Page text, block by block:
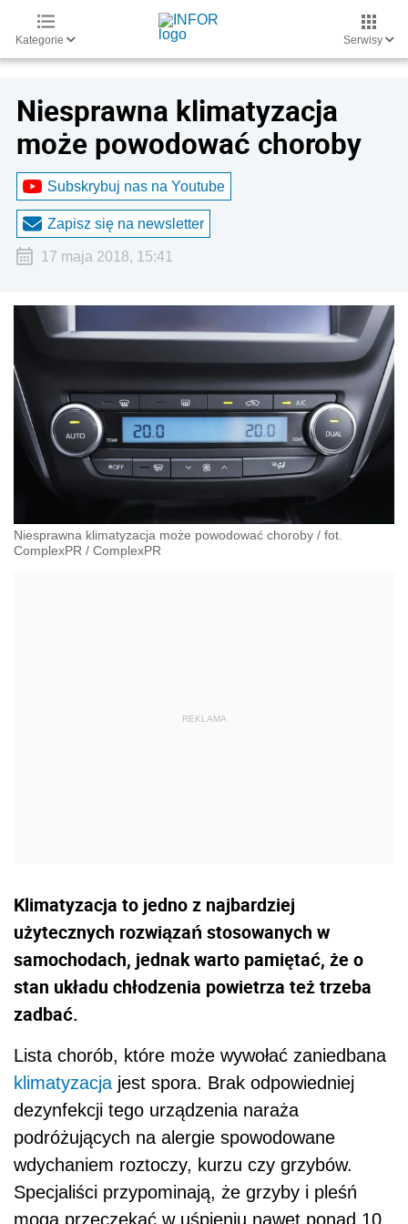
Kategorie Serwisy
Niesprawna klimatyzacja
może powodować choroby
Subskrybuj nas na Youtube
Zapisz się na newsletter
17 maja 2018, 15:41
Niesprawna klimatyzacja może powodować choroby / fot.
ComplexPR / ComplexPR
Klimatyzacja to jedno z najbardziej
użytecznych rozwiązań stosowanych w
samochodach, jednak warto pamiętać, że o
stan układu chłodzenia powietrza też trzeba
zadbać.
Lista chorób, które może wywołać zaniedbana
klimatyzacja jest spora. Brak odpowiedniej
dezynfekcji tego urządzenia naraża
podróżujących na alergie spowodowane
wdychaniem roztoczy, kurzu czy grzybów.
Specjaliści przypominają, że grzyby i pleśń
mogą przeczekać w uśpieniu nawet ponad 10